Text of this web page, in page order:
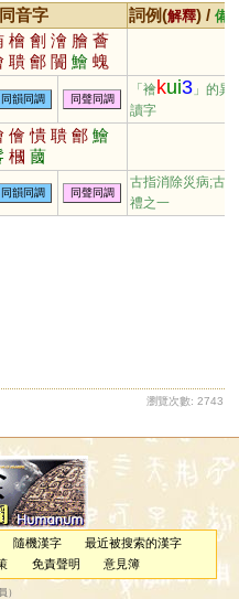
同音字 詞例(解釋) / 備
檜 劊 澮 膾 薈
聵 鄶 闠 鱠 螝
廥
同韻同調 同聲同調
「襘kui3 」的異
讀字
儈 憒 聵 鄶 鱠
槶 蔮
同韻同調 同聲同調
古指消除災病;古凶
禮之一
瀏覽次數: 2743
隨機漢字
最近被搜索的漢字
免責聲明 意見簿
）